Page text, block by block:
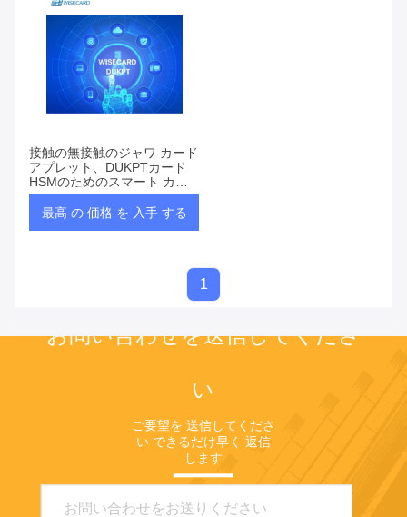
接触の無接触のジャワ カード
アプレット、DUKPTカード
HSMのためのスマート カー
ドAPP
最高 の 価格 を 入手 する
1
お問い合わせを送信してくださ
い
ご要望を 送信してくださ
い できるだけ早く 返信
します